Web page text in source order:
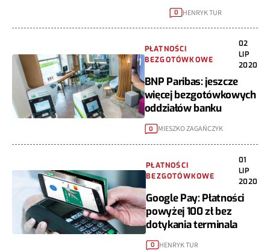
0 HENRYK TUR
PŁATNOŚCI
BEZGOTÓWKOWE
02
LIP
2020
BNP Paribas: jeszcze
więcej bezgotówkowych
oddziałów banku
0 MIESZKO ZAGAŃCZYK
PŁATNOŚCI
BEZGOTÓWKOWE
01
LIP
2020
Google Pay: Płatności
powyżej 100 zł bez
dotykania terminala
0 HENRYK TUR